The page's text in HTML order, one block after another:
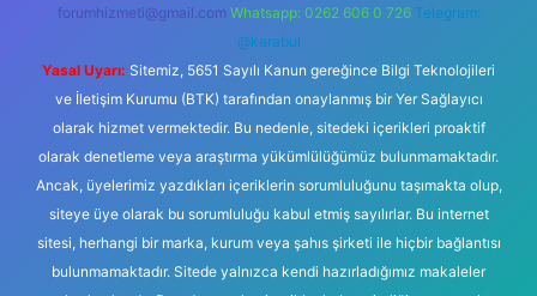
forumhizmeti@gmail.com Whatsapp: 0262 606 0 726 Telegram:
@karabul
Yasal Uyarı: Sitemiz, 5651 Sayılı Kanun gereğince Bilgi Teknolojileri
ve İletişim Kurumu (BTK) tarafından onaylanmış bir Yer Sağlayıcı
olarak hizmet vermektedir. Bu nedenle, sitedeki içerikleri proaktif
olarak denetleme veya araştırma yükümlülüğümüz bulunmamaktadır.
Ancak, üyelerimiz yazdıkları içeriklerin sorumluluğunu taşımakta olup,
siteye üye olarak bu sorumluluğu kabul etmiş sayılırlar. Bu internet
sitesi, herhangi bir marka, kurum veya şahıs şirketi ile hiçbir bağlantısı
bulunmamaktadır. Sitede yalnızca kendi hazırladığımız makaleler